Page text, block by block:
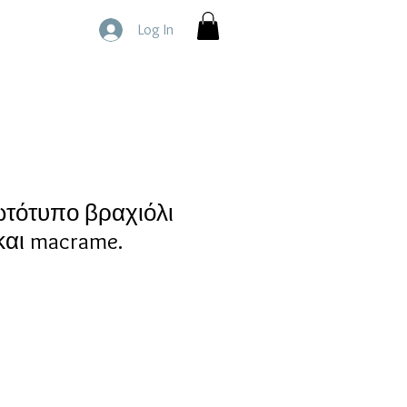
Log In
βραχιόλι
macrame.